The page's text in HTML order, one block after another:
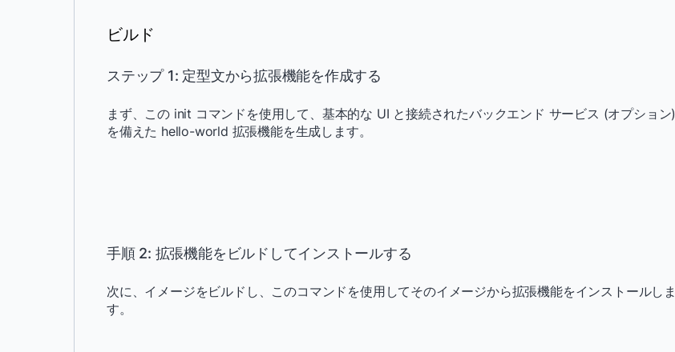
ビルド
ステップ 1: 定型文から拡張機能を作成する
まず、この init コマンドを使用して、基本的な UI と接続されたバックエンド サービス (オプション)
を備えた hello-world 拡張機能を生成します。
手順 2: 拡張機能をビルドしてインストールする
次に、イメージをビルドし、このコマンドを使用してそのイメージから拡張機能をインストールしま
す。